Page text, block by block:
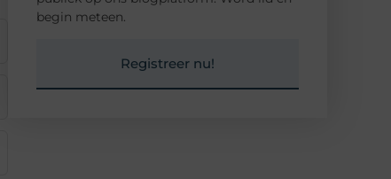
begin meteen.
Registreer nu!